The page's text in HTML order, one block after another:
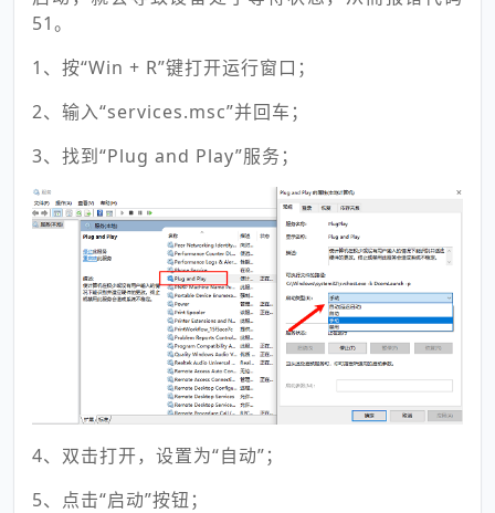
51。
1、按“Win + R”键打开运行窗口；
2、输入“services.msc”并回车；
3、找到“Plug and Play”服务；
4、双击打开，设置为“自动”；
5、点击“启动”按钮；